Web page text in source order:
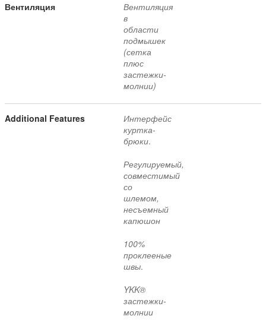
Вентиляция
Вентиляция
в
области
подмышек
(сетка
плюс
застежки-
молнии)
Additional Features
Интерфейс
куртка-
брюки.
Регулируемый,
совместимый
со
шлемом,
несъемный
капюшон
100%
проклееные
швы.
YKK®
застежки-
молнии